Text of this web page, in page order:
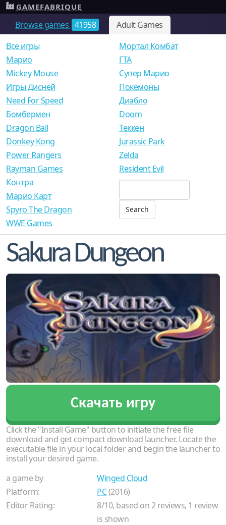
Browse games 41958 Adult Games
GAMEFABRIQUE
Все игры
Mарио
Mickey Mouse
Игры Дисней
Need For Speed
Мортал Комбат
ГТА
Супер Марио
Покемоны
Диабло
Бомбермен
Dragon Ball
Donkey Kong
Power Rangers
Rayman Games
Doom
Теккен
Jurassic Park
Zelda
Resident Evil
Контра
Марио Карт
Spyro The Dragon
WWE Games
Sakura Dungeon
Скачать игру
Click the "Install Game" button to initiate the free file
download and get compact download launcher. Locate the
executable file in your local folder and begin the launcher to
install your desired game.
a game by
Winged Cloud
Platform:
PC(2016)
Editor Rating:
8/10, based on2reviews, 1 review
is shown